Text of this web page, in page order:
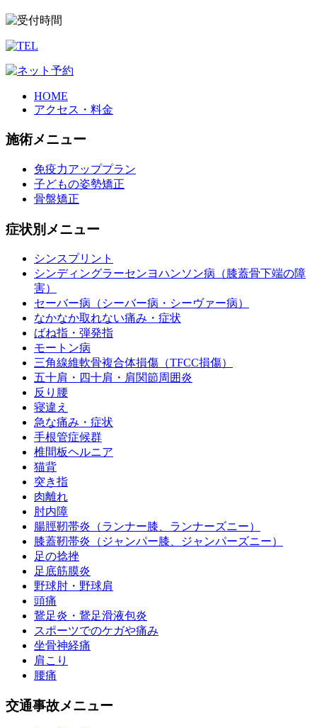
HOME
アクセス・料金
施術メニュー
免疫力アッププラン
子どもの姿勢矯正
骨盤矯正
症状別メニュー
シンスプリント
シンディングラーセンヨハンソン病（膝蓋骨下端の障
害）
セーバー病（シーバー病・シーヴァー病）
なかなか取れない痛み・症状
ばね指・弾発指
モートン病
三角線維軟骨複合体損傷（TFCC損傷）
五十肩・四十肩・肩関節周囲炎
反り腰
寝違え
急な痛み・症状
手根管症候群
椎間板ヘルニア
猫背
突き指
肉離れ
肘内障
腸脛靭帯炎（ランナー膝、ランナーズニー）
膝蓋靭帯炎（ジャンパー膝、ジャンパーズニー）
足の捻挫
足底筋膜炎
野球肘・野球肩
頭痛
鵞足炎・鵞足滑液包炎
スポーツでのケガや痛み
坐骨神経痛
肩こり
腰痛
交通事故メニュー